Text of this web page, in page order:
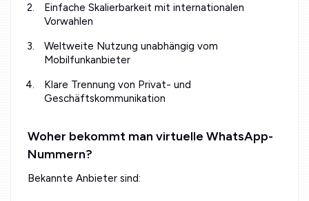
Einfache Skalierbarkeit mit internationalen
Vorwahlen
Weltweite Nutzung unabhängig vom
Mobilfunkanbieter
Klare Trennung von Privat- und
Geschäftskommunikation
Woher bekommt man virtuelle WhatsApp-
Nummern?
Bekannte Anbieter sind: